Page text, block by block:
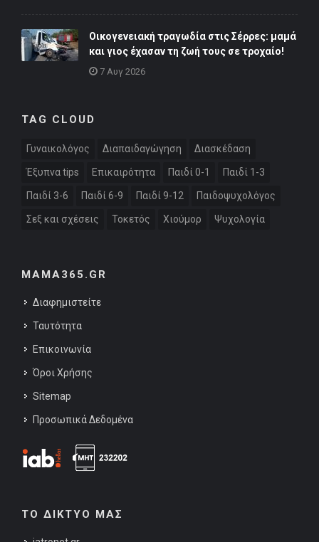
Οικογενειακή τραγωδία στις Σέρρες: μαμά
και γιος έχασαν τη ζωή τους σε τροχαίο!
7 Αυγ 2026
TAG CLOUD
Γυναικολόγος Διαπαιδαγώγηση Διασκέδαση
Έξυπνα tips Επικαιρότητα Παιδί 0-1 Παιδί 1-3
Παιδί 3-6 Παιδί 6-9 Παιδί 9-12 Παιδοψυχολόγος
Σεξ και σχέσεις Τοκετός Χιούμορ Ψυχολογία
MAMA365.GR
Διαφημιστείτε
Ταυτότητα
Επικοινωνία
Όροι Χρήσης
Sitemap
Προσωπικά Δεδομένα
ΤΟ ΔΙΚΤΥΟ ΜΑΣ